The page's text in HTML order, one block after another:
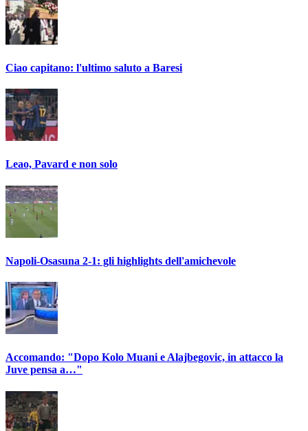
Ciao capitano: l'ultimo saluto a Baresi
Leao, Pavard e non solo
Napoli-Osasuna 2-1: gli highlights dell'amichevole
Accomando: "Dopo Kolo Muani e Alajbegovic, in attacco la
Juve pensa a…"